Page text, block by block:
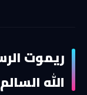
ريموت
الله السالم